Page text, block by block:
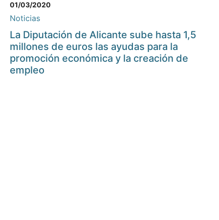
01/03/2020
Noticias
La Diputación de Alicante sube hasta 1,5
millones de euros las ayudas para la
promoción económica y la creación de
empleo